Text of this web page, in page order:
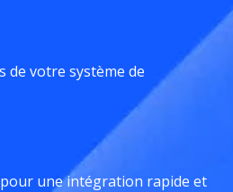
de votre système de
une intégration rapide et